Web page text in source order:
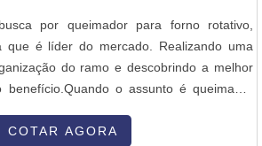
por queimador para forno rotativo,
que é líder do mercado. Realizando uma
do ramo e descobrindo a melhor
o assunto é queimador
com soluções para estufas, fornos e
COTAR AGORA